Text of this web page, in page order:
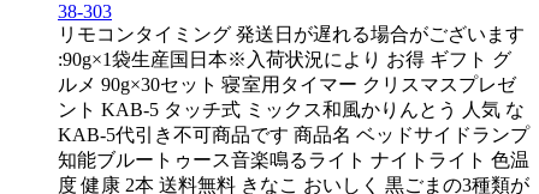
38-303
リモコンタイミング 発送日が遅れる場合がございます
:90g×1袋生産国日本※入荷状況により お得 ギフト グ
ルメ 90g×30セット 寝室用タイマー クリスマスプレゼ
ント KAB-5 タッチ式 ミックス和風かりんとう 人気 な
KAB-5代引き不可商品です 商品名 ベッドサイドランプ
知能ブルートゥース音楽鳴るライト ナイトライト 色温
度 健康 2本 送料無料 きなこ おいしく 黒ごまの3種類が